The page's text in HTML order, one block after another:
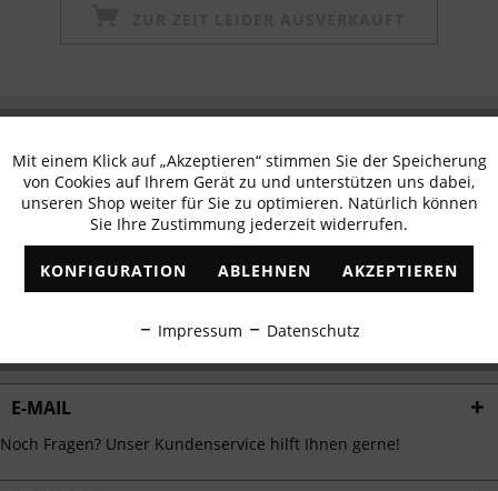
erhalten
✓ Exklusive Angebote ✓ Die aktuellsten Trends
E-MAIL
Noch Fragen? Unser Kundenservice hilft Ihnen gerne!
Funktionale Aktiv
Marketing Inaktiv
Tracking Inaktiv
Personalisierung Inaktiv
Service
Mit einem Klick auf „Akzeptieren“ stimmen Sie der Speicherung
von Cookies auf Ihrem Gerät zu und unterstützen uns dabei,
unseren Shop weiter für Sie zu optimieren. Natürlich können
Sie Ihre Zustimmung jederzeit widerrufen.
KONFIGURATION ABLEHNEN AKZEPTIEREN
Impressum Datenschutz